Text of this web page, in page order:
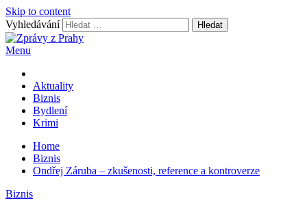
Skip to content
Vyhledávání
Menu
Aktuality
Biznis
Bydlení
Krimi
Home
Biznis
Ondřej Záruba – zkušenosti, reference a kontroverze
Biznis